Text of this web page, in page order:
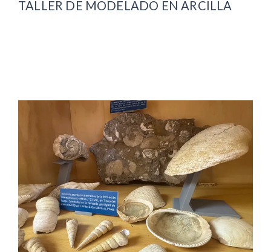
TALLER DE MODELADO EN ARCILLA